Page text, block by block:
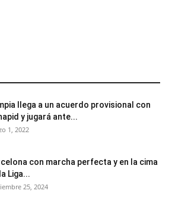
llega a un acuerdo provisional con
y jugará ante...
1, 2022
con marcha perfecta y en la cima
Liga...
25, 2024